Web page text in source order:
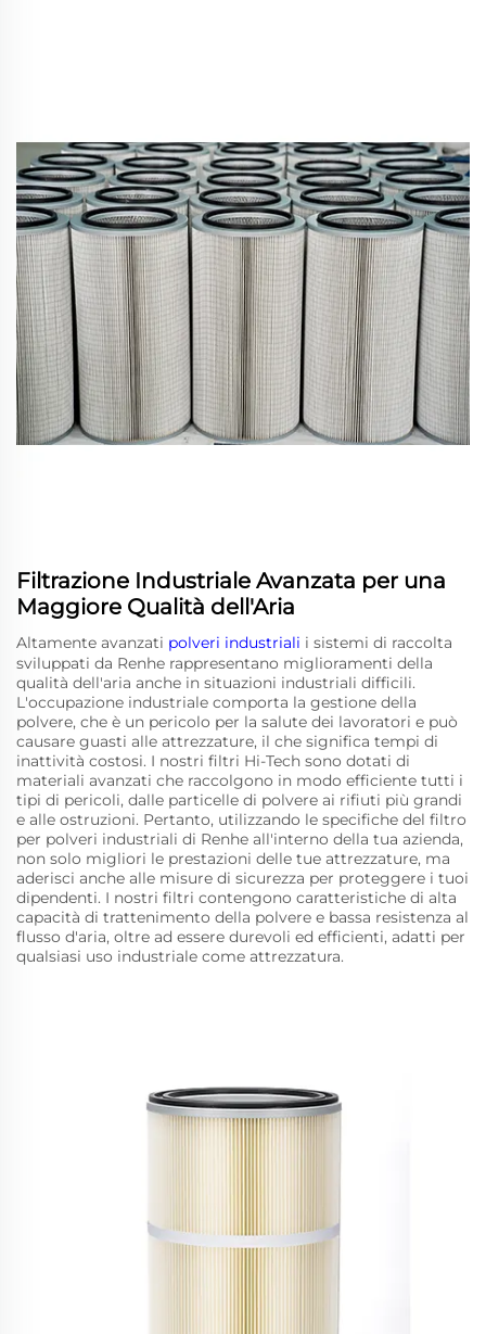
Filtrazione Industriale Avanzata per una
Maggiore Qualità dell'Aria
Altamente avanzati polveri industriali i sistemi di raccolta
sviluppati da Renhe rappresentano miglioramenti della
qualità dell'aria anche in situazioni industriali difficili.
L'occupazione industriale comporta la gestione della
polvere, che è un pericolo per la salute dei lavoratori e può
causare guasti alle attrezzature, il che significa tempi di
inattività costosi. I nostri filtri Hi-Tech sono dotati di
materiali avanzati che raccolgono in modo efficiente tutti i
tipi di pericoli, dalle particelle di polvere ai rifiuti più grandi
e alle ostruzioni. Pertanto, utilizzando le specifiche del filtro
per polveri industriali di Renhe all'interno della tua azienda,
non solo migliori le prestazioni delle tue attrezzature, ma
aderisci anche alle misure di sicurezza per proteggere i tuoi
dipendenti. I nostri filtri contengono caratteristiche di alta
capacità di trattenimento della polvere e bassa resistenza al
flusso d'aria, oltre ad essere durevoli ed efficienti, adatti per
qualsiasi uso industriale come attrezzatura.